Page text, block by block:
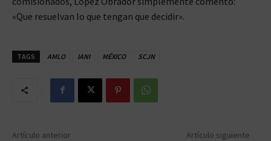
«Que resuelvan lo que tengan que decidir».
TAGS AMLO IANI MÉXICO SCJN
Artículo anterior Artículo siguiente